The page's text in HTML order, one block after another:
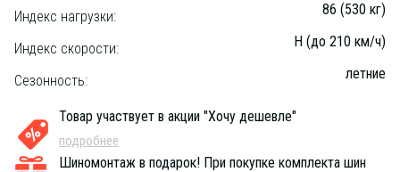
Индекс нагрузки: 86 (530 кг)
Индекс скорости: H (до 210 км/ч)
Сезонность: летние
Товар участвует в акции "Хочу дешевле"
подробнее
Шиномонтаж в подарок! При покупке комплекта шин